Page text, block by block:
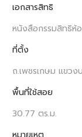
เอกสารสิทธิ
หนังสือกรรมสิทธิห้
ที่ตั้ง
ถ.เพชรเกษม แขวง
พื้นที่ใช้สอย
30.77 ตร.ม.